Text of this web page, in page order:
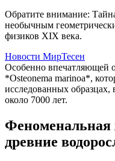
Обратите внимание:
необычным
физиков XIX века.
Новости МирТесен
Особенно впечатляющей
*Osteonema marinoa*,
исследованных
около 7000 лет.
Феноменальная
древние